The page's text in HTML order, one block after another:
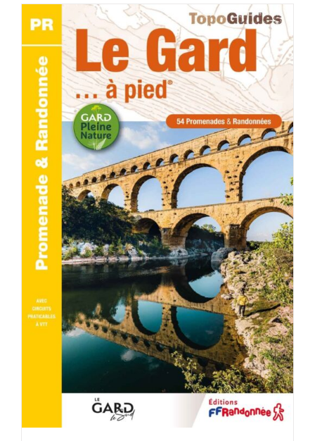
AJOUTER AU PANIER / DÉTAILS